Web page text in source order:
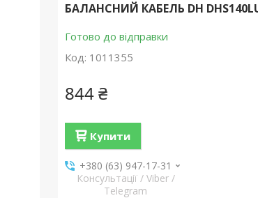
БАЛАНСНИЙ КАБЕЛЬ DH
Готово до відправки
Код: 1011355
844 ₴
Купити
+380 (63) 947-17-31
Консультації / Viber /
Telegram